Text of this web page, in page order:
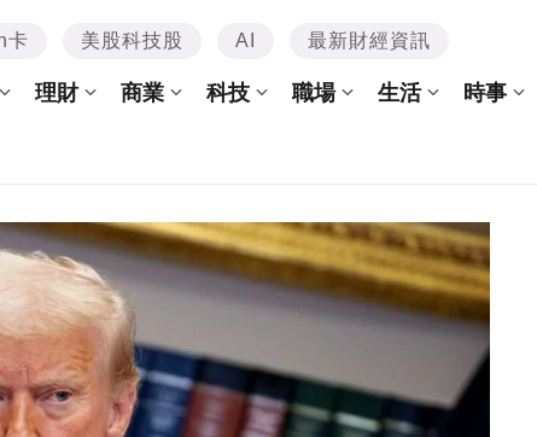
卡 美股科技股 AI 最新財經資訊
理財 商業 科技 職場 生活 時事